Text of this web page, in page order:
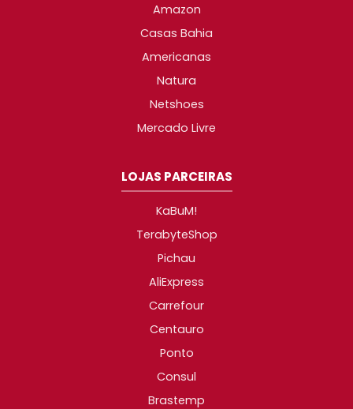
Amazon
Casas Bahia
Americanas
Natura
Netshoes
Mercado Livre
LOJAS PARCEIRAS
KaBuM!
TerabyteShop
Pichau
AliExpress
Carrefour
Centauro
Ponto
Consul
Brastemp